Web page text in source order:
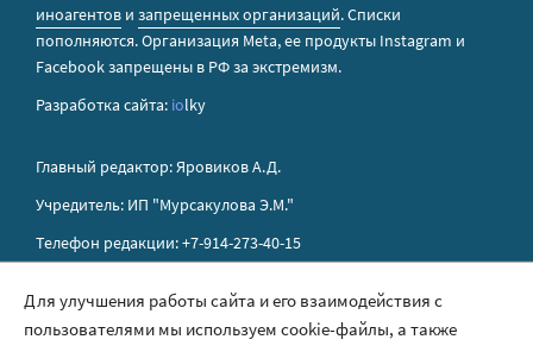
иноагентов и запрещенных организаций. Списки
пополняются. Организация Metа, ее продукты Instagram и
Facebook запрещены в РФ за экстремизм.
Разработка сайта: iolky
Главный редактор: Яровиков А.Д.
Учредитель: ИП "Мурсакулова Э.М."
Телефон редакции: +7-914-273-40-15
Правила сайта
Для улучшения работы сайта и его взаимодействия с
пользователями мы используем cookie-файлы, а также